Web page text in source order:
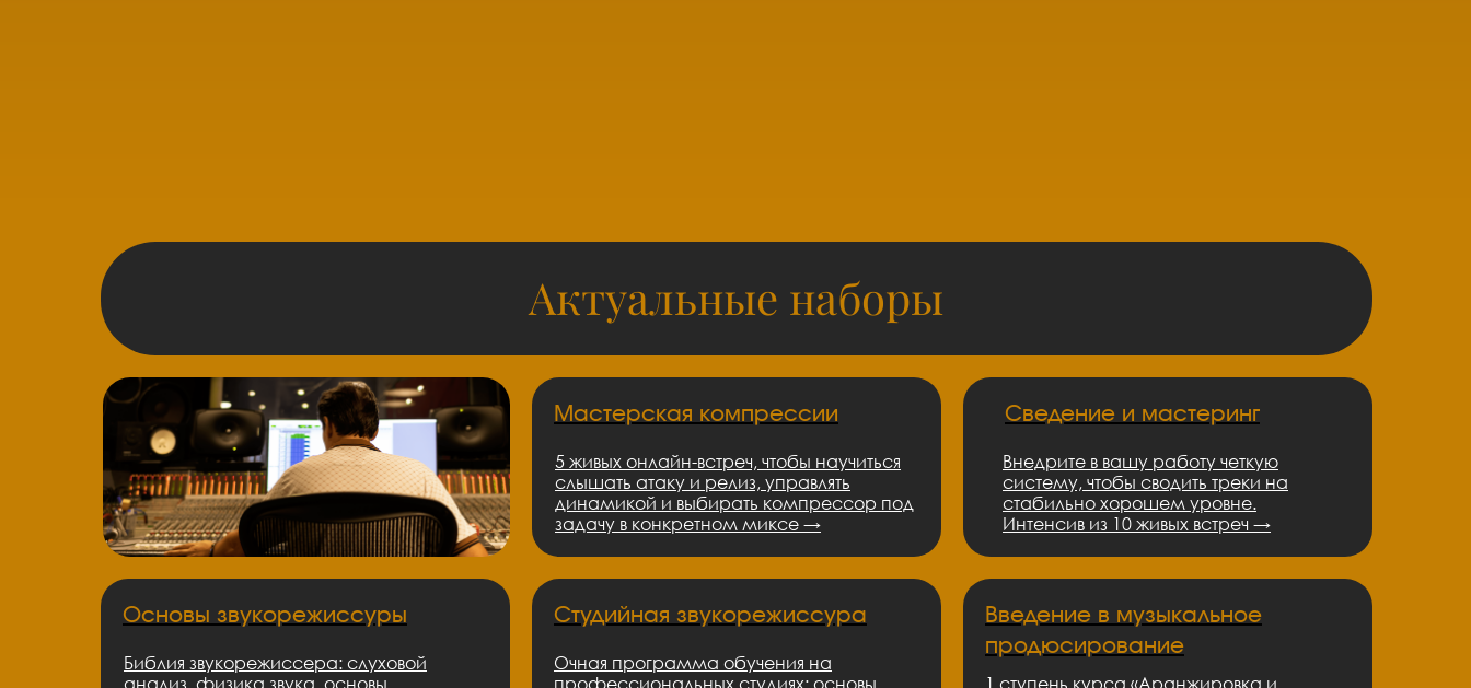
Библия звукорежиссера: слуховой
анализ, физика звука, основы
Основы звукорежиссуры
Актуальные наборы
Мастерская компрессии
5 живых онлайн-встреч, чтобы научиться
слышать атаку и релиз, управлять
динамикой и выбирать компрессор под
задачу в конкретном миксе →
Сведение и мастеринг
Внедрите в вашу работу четкую
систему, чтобы сводить треки на
стабильно хорошем уровне.
Интенсив из 10 живых встреч →
Очная программа обучения на
профессиональных студиях: основы,
Студийная звукорежиссура
1 ступень курса «Аранжировка и
Введение в музыкальное
продюсирование